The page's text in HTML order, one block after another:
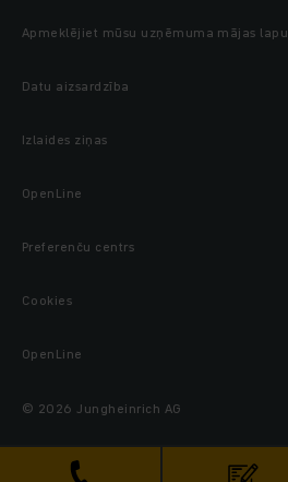
Apmeklējiet mūsu uzņēmuma mājas lapu
Datu aizsardzība
Izlaides ziņas
OpenLine
Preferenču centrs
Cookies
OpenLine
© 2026 Jungheinrich AG